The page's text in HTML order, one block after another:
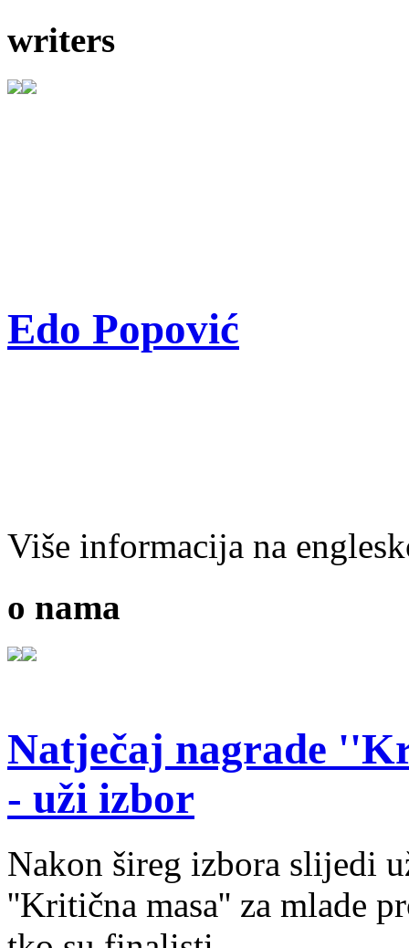
writers
Edo Popović
Više informacija na
o nama
Natječaj nagrade
- uži izbor
Nakon šireg izbora slijedi
''Kritična masa'' za mlade